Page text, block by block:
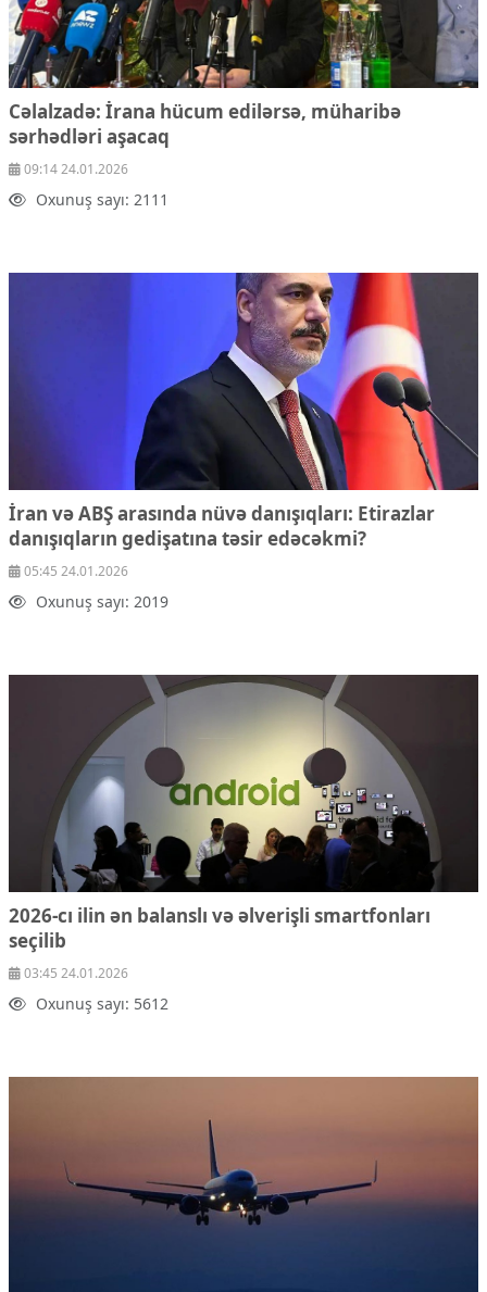
Cəlalzadə: İrana hücum edilərsə, müharibə
sərhədləri aşacaq
09:14 24.01.2026
Oxunuş sayı: 2111
İran və ABŞ arasında nüvə danışıqları: Etirazlar
danışıqların gedişatına təsir edəcəkmi?
05:45 24.01.2026
Oxunuş sayı: 2019
2026-cı ilin ən balanslı və əlverişli smartfonları
seçilib
03:45 24.01.2026
Oxunuş sayı: 5612